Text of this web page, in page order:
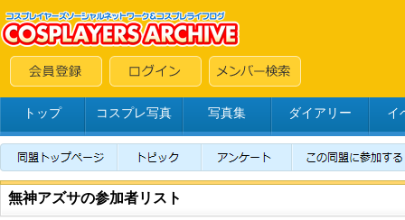
トップ コスプレ写真 写真集 ダイアリー イ
無神アズサの参加者リスト